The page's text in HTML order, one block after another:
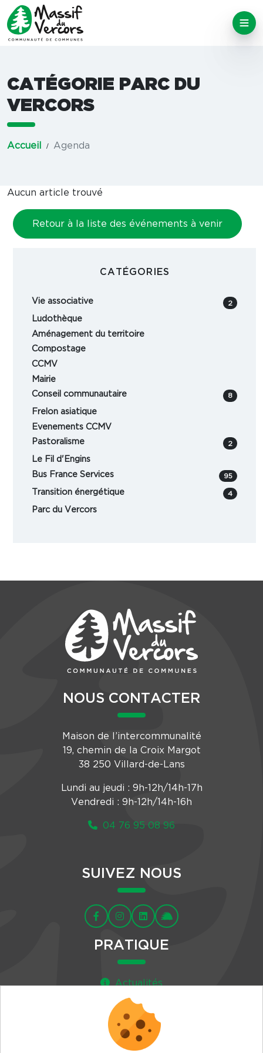
CATÉGORIE PARC DU
VERCORS
Accueil Agenda
Aucun article trouvé
Retour à la liste des événements à venir
CATÉGORIES
Vie associative 2
Ludothèque
Aménagement du territoire
Compostage
CCMV
Mairie
Conseil communautaire
8
Frelon asiatique
Evenements CCMV
Pastoralisme
2
Le Fil d'Engins
Bus France Services
95
Transition énergétique 4
Parc du Vercors
NOUS CONTACTER
Maison de l’intercommunalité
19, chemin de la Croix Margot
38 250 Villard-de-Lans
Lundi au jeudi : 9h-12h/14h-17h
Vendredi : 9h-12h/14h-16h
04 76 95 08 96
SUIVEZ NOUS
PRATIQUE
Actualités
Agenda
Newsletter